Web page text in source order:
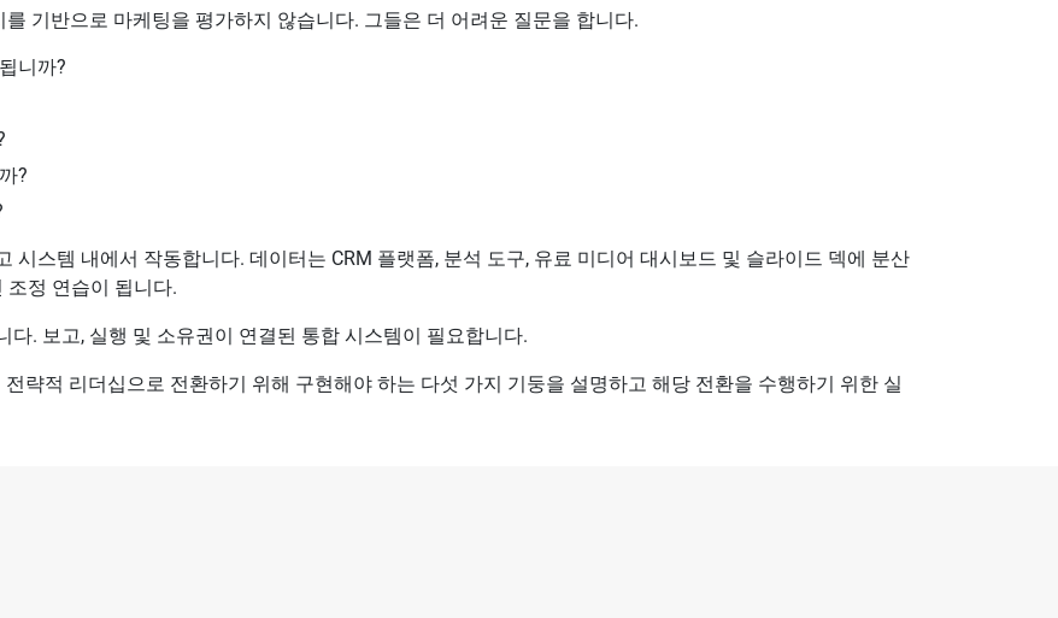
기반으로 마케팅을 평가하지 않습니다. 그들은 더 어려운 질문을 합니다.
니까?
?
시스템 내에서 작동합니다. 데이터는 CRM 플랫폼, 분석 도구, 유료 미디어 대시보드 및 슬라이드 덱에 분산
조정 연습이 됩니다.
. 보고, 실행 및 소유권이 연결된 통합 시스템이 필요합니다.
략적 리더십으로 전환하기 위해 구현해야 하는 다섯 가지 기둥을 설명하고 해당 전환을 수행하기 위한 실